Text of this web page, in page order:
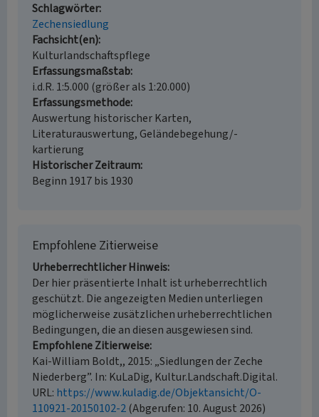
Schlagwörter
Zechensiedlung
Fachsicht(en)
Kulturlandschaftspflege
Erfassungsmaßstab
i.d.R. 1:5.000 (größer als 1:20.000)
Erfassungsmethode
Auswertung historischer Karten,
Literaturauswertung, Geländebegehung/-
kartierung
Historischer Zeitraum
Beginn 1917 bis 1930
Empfohlene Zitierweise
Urheberrechtlicher Hinweis
Der hier präsentierte Inhalt ist urheberrechtlich
geschützt. Die angezeigten Medien unterliegen
möglicherweise zusätzlichen urheberrechtlichen
Bedingungen, die an diesen ausgewiesen sind.
Empfohlene Zitierweise
Kai-William Boldt,, 2015: „Siedlungen der Zeche
Niederberg”. In: KuLaDig, Kultur.Landschaft.Digital.
URL: https://www.kuladig.de/Objektansicht/O-
110921-20150102-2(Abgerufen: 10. August 2026)